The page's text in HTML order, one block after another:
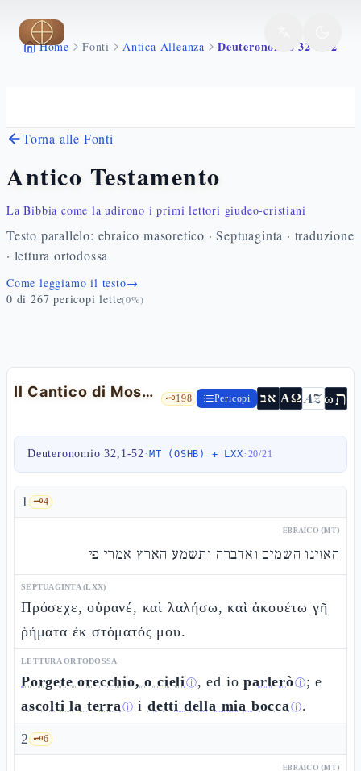
Vai al contenuto principale
Home Fonti Antica Alleanza Deuteronomio 32 1 52
Torna alle Fonti
Antico Testamento
La Bibbia come la udirono i primi lettori giudeo-cristiani
Testo parallelo: ebraico masoretico · Septuaginta · traduzione
· lettura ortodossa
Come leggiamo il testo→
0 di 267 pericopi lette(0%)
Il Cantico di Mosè (Haʾazìnu) e l'annuncio della morte — Dt 32,1-52 🗝️198 Pericopi אב ΑΩ AZωת
Deuteronomio 32,1-52· MT (OSHB) + LXX· 20/21
1 🗝️4
EBRAICO (MT)
האזינו השמים ואדברה ותשמע הארץ אמרי פי
SEPTUAGINTA (LXX)
Πρόσεχε, οὐρανέ, καὶ λαλήσω, καὶ ἀκουέτω γῆ
ῥήματα ἐκ στόματός μου.
LETTURA ORTODOSSA
Porgete orecchio, o cieliⓘ, ed ioparleròⓘ; e
ascolti la terraⓘ idetti della mia boccaⓘ.
2 🗝️6
EBRAICO (MT)